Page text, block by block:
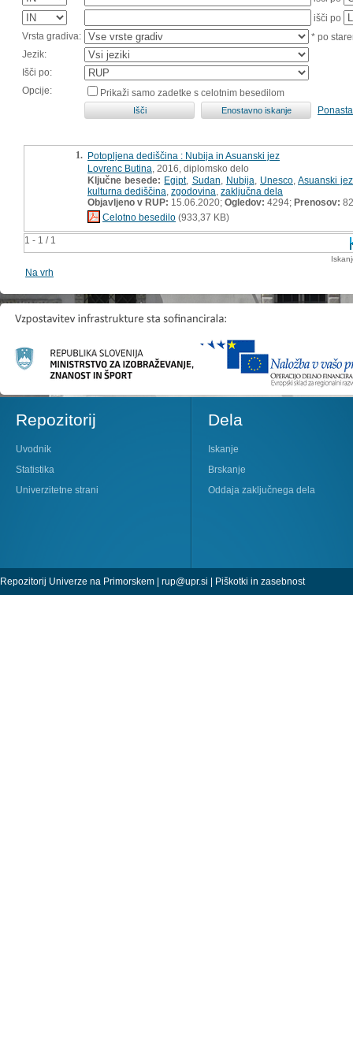
išči po
Vrsta gradiva:
* po
Jezik:
Išči po:
Opcije:
Prikaži samo zadetke s celotnim besedilom
1 - 1 / 1
1. Potopljena dediščina : Nubija in Asuanski jez
Lovrenc Butina , 2016, diplomsko delo
Ključne besede: Egipt, Sudan Nubija Unesco,Asuanski jez
kulturna dediščina zgodovina zaključna dela
Objavljeno v RUP: 15.06.2020; Ogledov: 4294; Prenosov: 82
Celotno besedilo (933,37 KB)
Na vrh
Repozitorij
Uvodnik
Statistika
Univerzitetne strani
Dela
Iskanje
Brskanje
Oddaja zaključnega dela
Repozitorij Univerze na Primorskem | rup@upr.si | Piškotki in zasebnost